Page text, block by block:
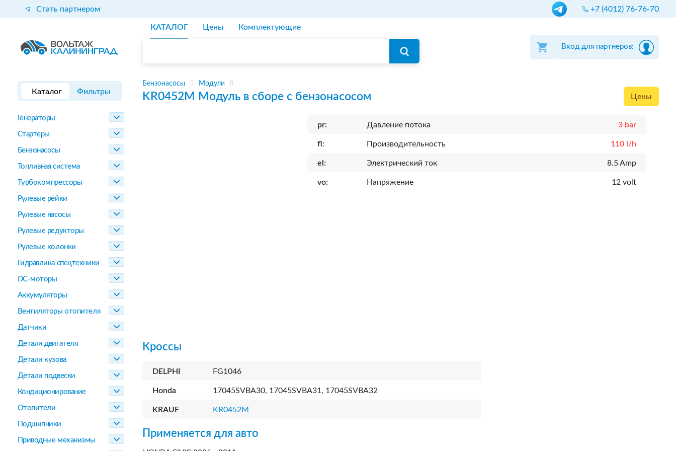
Стать партнером +7 (4012) 76-76-70
КАТАЛОГ Цены Комплектующие
Вход для партнеров:
Каталог Фильтры
Генераторы
Стартеры
Бензонасосы
Топливная система
Турбокомпрессоры
Рулевые рейки
Рулевые насосы
Рулевые редукторы
Рулевые колонки
Гидравлика спецтехники
DC-моторы
Аккумуляторы
Вентиляторы отопителя
Датчики
Детали двигателя
Детали кузова
Детали подвески
Кондиционирование
Отопители
Подшипники
Приводные механизмы
Бензонасосы Модули
KR0452M Модуль в сборе с бензонасосом Цены
pr: Давление потока 3 bar
fl: Производительность 110 l/h
el: Электрический ток 8.5 Amp
vo: Напряжение 12 volt
Кроссы
DELPHI FG1046
Honda 17045SVBA30, 17045SVBA31, 17045SVBA32
KRAUF KR0452M
Применяется для авто